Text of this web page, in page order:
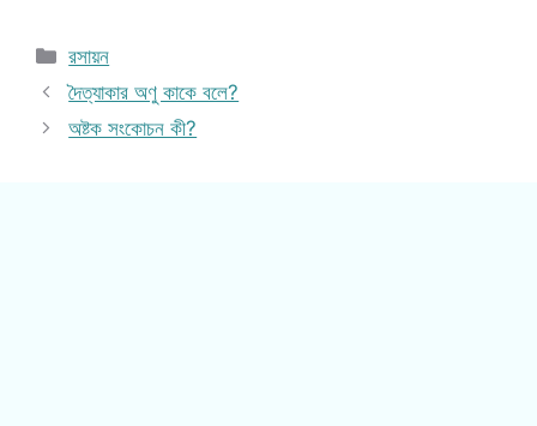
Categories
রসায়ন
দৈত্যাকার অণু কাকে বলে?
অষ্টক সংকোচন কী?